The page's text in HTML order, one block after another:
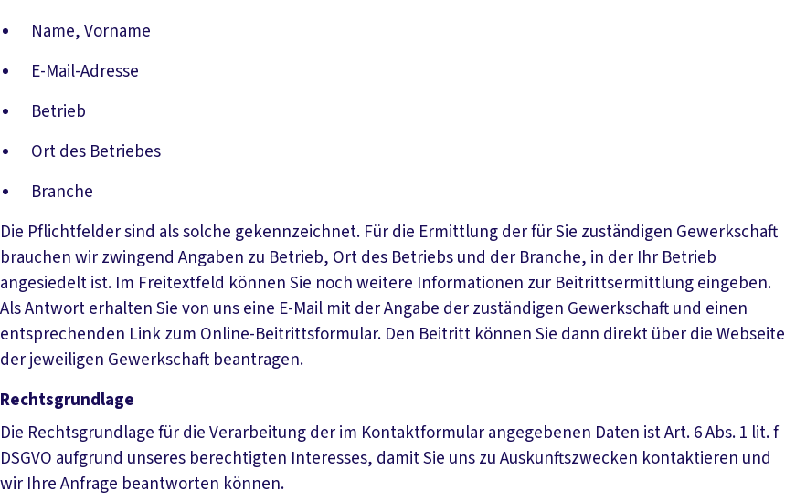
Name, Vorname
E-Mail-Adresse
Betrieb
Ort des Betriebes
Branche
Die Pflichtfelder sind als solche gekennzeichnet. Für die Ermittlung der für Sie zuständigen Gewerkschaft
brauchen wir zwingend Angaben zu Betrieb, Ort des Betriebs und der Branche, in der Ihr Betrieb
angesiedelt ist. Im Freitextfeld können Sie noch weitere Informationen zur Beitrittsermittlung eingeben.
Als Antwort erhalten Sie von uns eine E-Mail mit der Angabe der zuständigen Gewerkschaft und einen
entsprechenden Link zum Online-Beitrittsformular. Den Beitritt können Sie dann direkt über die Webseite
der jeweiligen Gewerkschaft beantragen.
Rechtsgrundlage
Die Rechtsgrundlage für die Verarbeitung der im Kontaktformular angegebenen Daten ist Art. 6 Abs. 1 lit. f
DSGVO aufgrund unseres berechtigten Interesses, damit Sie uns zu Auskunftszwecken kontaktieren und
wir Ihre Anfrage beantworten können.